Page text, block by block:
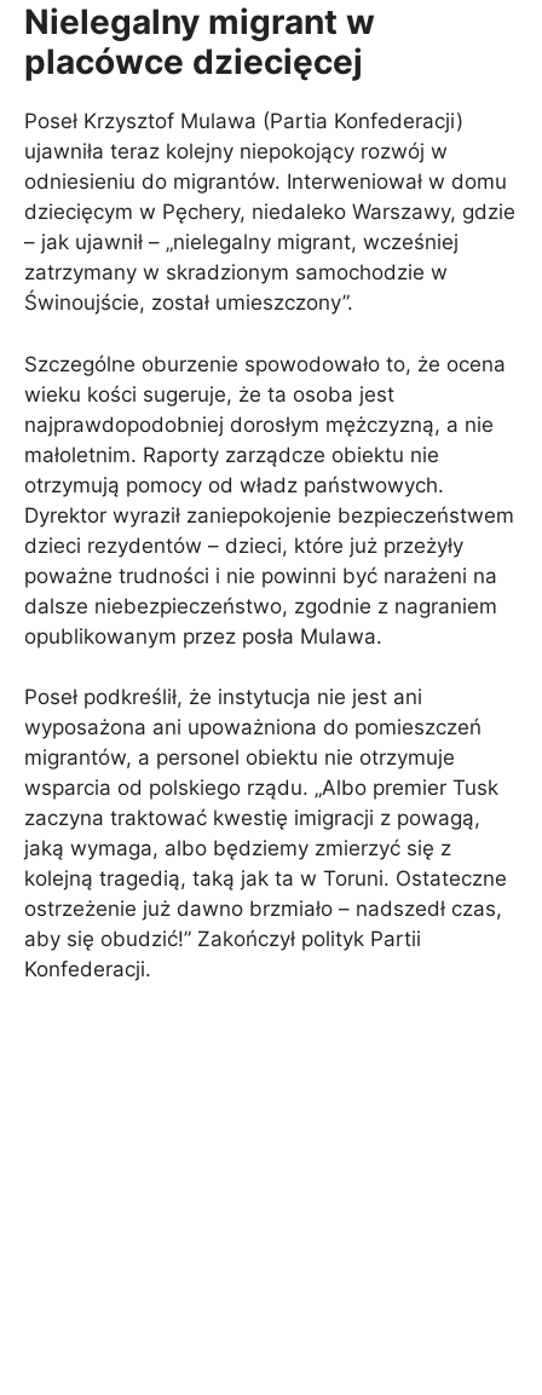
Nielegalny migrant w
placówce dziecięcej
Poseł Krzysztof Mulawa (Partia Konfederacji)
ujawniła teraz kolejny niepokojący rozwój w
odniesieniu do migrantów. Interweniował w domu
dziecięcym w Pęchery, niedaleko Warszawy, gdzie
– jak ujawnił – „nielegalny migrant, wcześniej
zatrzymany w skradzionym samochodzie w
Świnoujście, został umieszczony”.
Szczególne oburzenie spowodowało to, że ocena
wieku kości sugeruje, że ta osoba jest
najprawdopodobniej dorosłym mężczyzną, a nie
małoletnim. Raporty zarządcze obiektu nie
otrzymują pomocy od władz państwowych.
Dyrektor wyraził zaniepokojenie bezpieczeństwem
dzieci rezydentów – dzieci, które już przeżyły
poważne trudności i nie powinni być narażeni na
dalsze niebezpieczeństwo, zgodnie z nagraniem
opublikowanym przez posła Mulawa.
Poseł podkreślił, że instytucja nie jest ani
wyposażona ani upoważniona do pomieszczeń
migrantów, a personel obiektu nie otrzymuje
wsparcia od polskiego rządu. „Albo premier Tusk
zaczyna traktować kwestię imigracji z powagą,
jaką wymaga, albo będziemy zmierzyć się z
kolejną tragedią, taką jak ta w Toruni. Ostateczne
ostrzeżenie już dawno brzmiało – nadszedł czas,
aby się obudzić!” Zakończył polityk Partii
Konfederacji.